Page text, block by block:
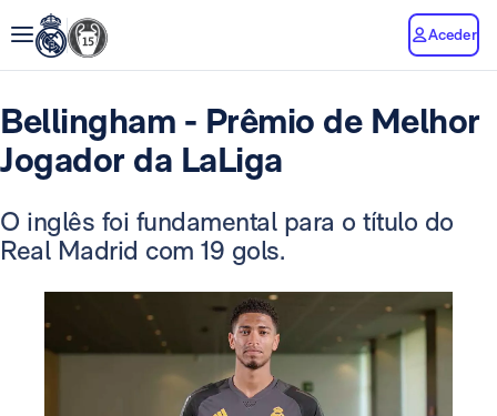
Aceder
Bellingham - Prêmio de Melhor
Jogador da LaLiga
O inglês foi fundamental para o título do
Real Madrid com 19 gols.